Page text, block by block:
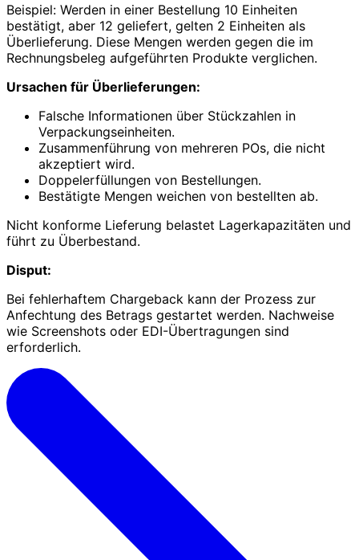
Beispiel: Werden in einer Bestellung 10 Einheiten
bestätigt, aber 12 geliefert, gelten 2 Einheiten als
Überlieferung. Diese Mengen werden gegen die im
Rechnungsbeleg aufgeführten Produkte verglichen.
Ursachen für Überlieferungen:
Falsche Informationen über Stückzahlen in
Verpackungseinheiten.
Zusammenführung von mehreren POs, die nicht
akzeptiert wird.
Doppelerfüllungen von Bestellungen.
Bestätigte Mengen weichen von bestellten ab.
Nicht konforme Lieferung belastet Lagerkapazitäten und
führt zu Überbestand.
Disput:
Bei fehlerhaftem Chargeback kann der Prozess zur
Anfechtung des Betrags gestartet werden. Nachweise
wie Screenshots oder EDI-Übertragungen sind
erforderlich.